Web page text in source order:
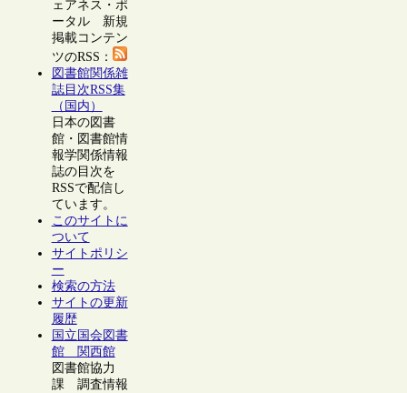
ェアネス・ポ
ータル 新規
掲載コンテン
ツのRSS：
図書館関係雑
誌目次RSS集
（国内）
日本の図書
館・図書館情
報学関係情報
誌の目次を
RSSで配信し
ています。
このサイトに
ついて
サイトポリシ
ー
検索の方法
サイトの更新
履歴
国立国会図書
館 関西館
図書館協力
課 調査情報